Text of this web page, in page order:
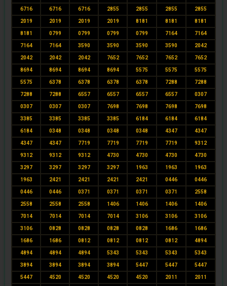
6716 6716 6716 2855 2855 2855 2855
2019 2019 2019 2019 8181 8181 8181
8181 0799 0799 0799 0799 7164 7164
7164 7164 3590 3590 3590 3590 2042
2042 2042 2042 7652 7652 7652 7652
8694 8694 8694 8694 5575 5575 5575
5575 6378 6378 6378 6378 7288 7288
7288 7288 6557 6557 6557 6557 0307
0307 0307 0307 7698 7698 7698 7698
3385 3385 3385 3385 6184 6184 6184
6184 0348 0348 0348 0348 4347 4347
4347 4347 7719 7719 7719 7719 9312
9312 9312 9312 4730 4730 4730 4730
3297 3297 3297 3297 1963 1963 1963
1963 2421 2421 2421 2421 0446 0446
0446 0446 0371 0371 0371 0371 2558
2558 2558 2558 1406 1406 1406 1406
7014 7014 7014 7014 3106 3106 3106
3106 0828 0828 0828 0828 1686 1686
1686 1686 0812 0812 0812 0812 4894
4894 4894 4894 5343 5343 5343 5343
3894 3894 3894 3894 5447 5447 5447
5447 4520 4520 4520 4520 2011 2011